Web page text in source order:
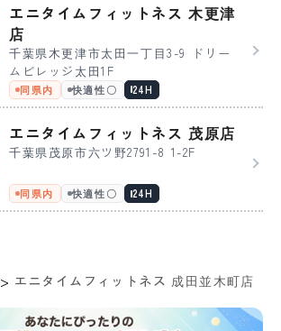
エニタイムフィットネス 木更津
店
千葉県木更津市太田一丁目3-9 ドリー
ムビレッジ太田1F
同県内 快適性〇 24H
エニタイムフィットネス 茂原店
千葉県茂原市六ツ野2791-8 1-2F
同県内 快適性〇 24H
> エニタイムフィットネス 成田並木町店